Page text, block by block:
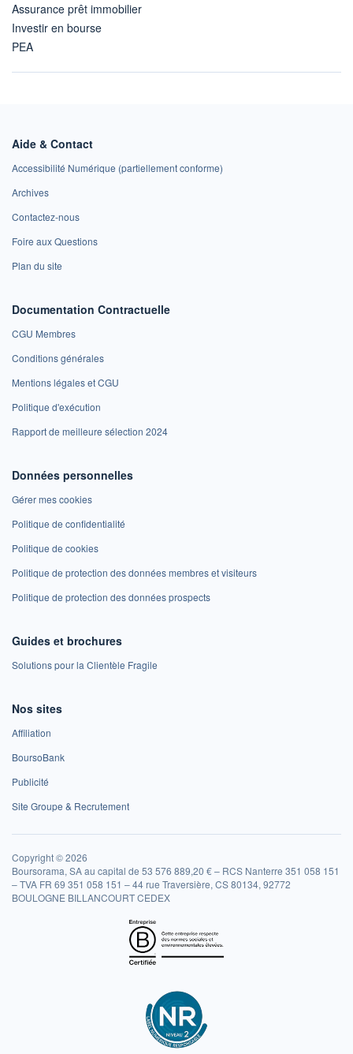
Assurance prêt immobilier
Investir en bourse
PEA
Aide & Contact
Accessibilité Numérique (partiellement conforme)
Archives
Contactez-nous
Foire aux Questions
Plan du site
Documentation Contractuelle
CGU Membres
Conditions générales
Mentions légales et CGU
Politique d'exécution
Rapport de meilleure sélection 2024
Données personnelles
Gérer mes cookies
Politique de confidentialité
Politique de cookies
Politique de protection des données membres et visiteurs
Politique de protection des données prospects
Guides et brochures
Solutions pour la Clientèle Fragile
Nos sites
Affiliation
BoursoBank
Publicité
Site Groupe & Recrutement
Copyright © 2026
Boursorama, SA au capital de 53 576 889,20 € – RCS Nanterre 351 058 151
– TVA FR 69 351 058 151 – 44 rue Traversière, CS 80134, 92772
BOULOGNE BILLANCOURT CEDEX